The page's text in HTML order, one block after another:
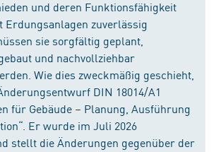
und deren Funktionsfähigkeit
Erdungsanlagen zuverlässig
sie sorgfältig geplant,
und nachvollziehbar
Wie dies zweckmäßig geschieht,
DIN 18014/A1
für Gebäude – Planung, Ausführung
Er wurde im Juli 2026
stellt die Änderungen gegenüber der